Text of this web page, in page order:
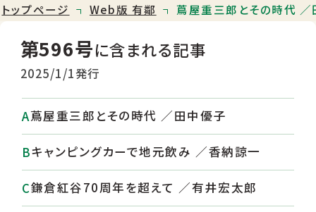
店舗一覧
店舗のご案内
トップページ Web版 有鄰 蔦屋重三郎とその時代
第596号に含まれる記事
2025/1/1発行
蔦屋重三郎とその時代 ／田中優子
キャンピングカーで地元飲み ／香納諒一
鎌倉紅谷70周年を超えて ／有井宏太郎